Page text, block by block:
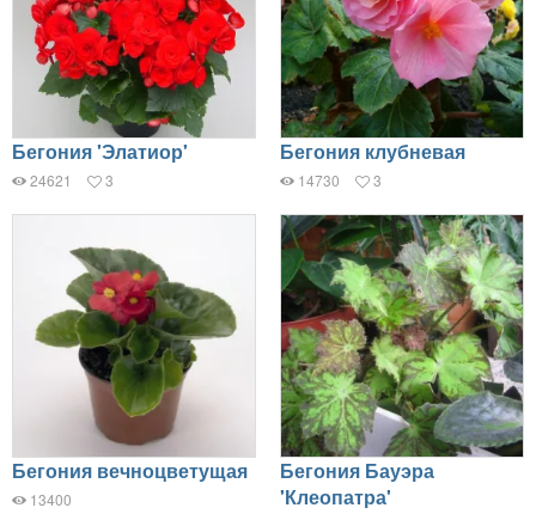
Бегония 'Элатиор'
24621 3
Бегония клубневая
14730 3
Бегония вечноцветущая
13400
Бегония Бауэра
'Клеопатра'